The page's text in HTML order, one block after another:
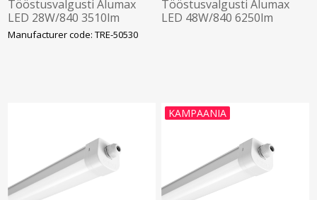
Tööstusvalgusti Alumax
LED 28W/840 3510lm
-25C+50C IP66 IK10 624mm
Manufacturer code: TRE-50530
Tööstusvalgusti Alumax
LED 48W/840 6250lm
KAMPAANIA